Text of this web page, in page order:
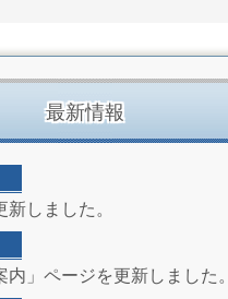
最新情報
しました。
内」ページを更新しました。